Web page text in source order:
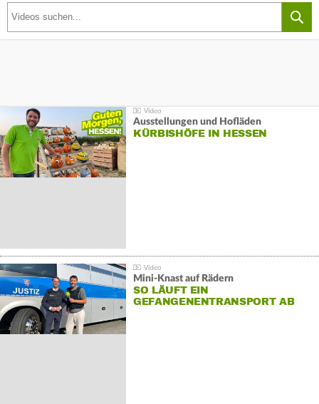
Ausstellungen und Hofläden
KÜRBISHÖFE IN HESSEN
Mini-Knast auf Rädern
SO LÄUFT EIN
GEFANGENENTRANSPORT AB